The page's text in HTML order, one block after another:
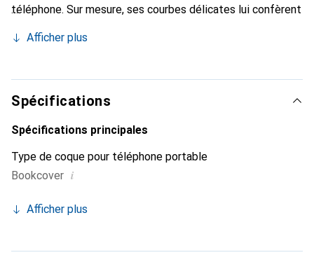
téléphone. Sur mesure, ses courbes délicates lui confèrent
et indispensable de votre smartphone. Reconnaître
marque Noreve est un choix sûr pour une clientèle
exigeante.
Afficher plus
Spécifications
Spécifications principales
Type de coque pour téléphone portable
Bookcover i
Afficher plus